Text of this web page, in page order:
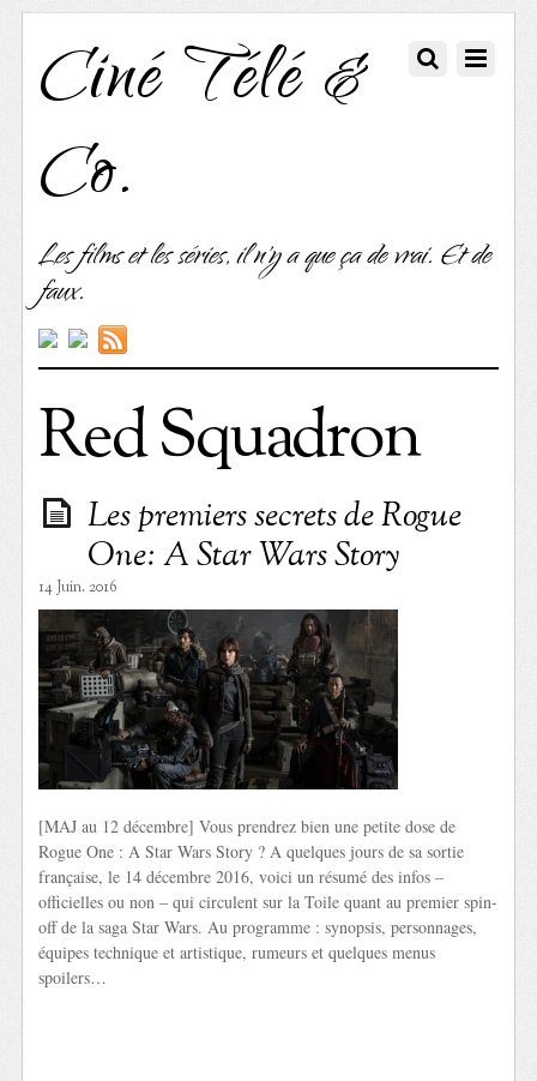
Ciné Télé &
Co.
Les films et les séries, il n'y a que ça de vrai. Et de
faux.
Red Squadron
Les premiers secrets de Rogue
One: A Star Wars Story
14 Juin. 2016
[MAJ au 12 décembre] Vous prendrez bien une petite dose de
Rogue One : A Star Wars Story ? A quelques jours de sa sortie
française, le 14 décembre 2016, voici un résumé des infos –
officielles ou non – qui circulent sur la Toile quant au premier spin-
off de la saga Star Wars. Au programme : synopsis, personnages,
équipes technique et artistique, rumeurs et quelques menus
spoilers…